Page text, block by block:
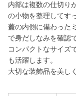
内部は複数の仕切り
の小物を整理してす
蓋の内側に備わった
で身だしなみを確認
コンパクトなサイズ
も活躍します。
大切な装飾品を美し